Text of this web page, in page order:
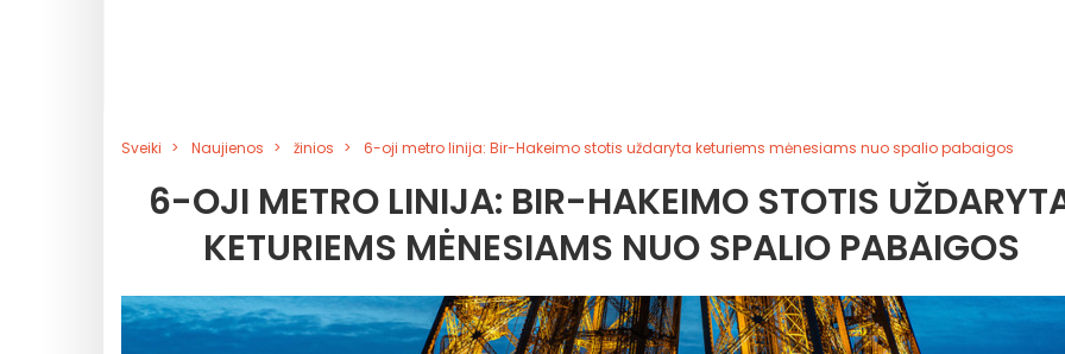
Sveiki Naujienos žinios 6-oji metro linija: Bir-Hakeimo stotis uždaryta keturiems mėnesiams nuo spalio pabaigos
6-OJI METRO LINIJA: BIR-HAKEIMO STOTIS
KETURIEMS MĖNESIAMS NUO SPALIO PABAIGOS